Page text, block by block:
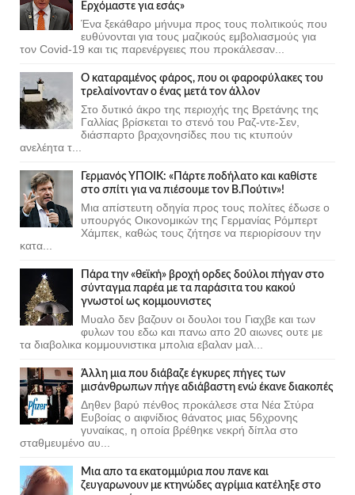
Ερχόμαστε για εσάς»
Ένα ξεκάθαρο μήνυμα προς τους πολιτικούς που
ευθύνονται για τους μαζικούς εμβολιασμούς για
τον Covid-19 και τις παρενέργειες που προκάλεσαν...
Ο καταραμένος φάρος, που οι φαροφύλακες του
τρελαίνονταν ο ένας μετά τον άλλον
Στο δυτικό άκρο της περιοχής της Βρετάνης της
Γαλλίας βρίσκεται το στενό του Ραζ-ντε-Σεν,
διάσπαρτο βραχονησίδες που τις κτυπούν
ανελέητα τ...
Γερμανός ΥΠΟΙΚ: «Πάρτε ποδήλατο και καθίστε
στο σπίτι για να πιέσουμε τον Β.Πούτιν»!
Μια απίστευτη οδηγία προς τους πολίτες έδωσε ο
υπουργός Οικονομικών της Γερμανίας Ρόμπερτ
Χάμπεκ, καθώς τους ζήτησε να περιορίσουν την
κατα...
Πάρα την «θεϊκή» βροχή ορδες δούλοι πήγαν στο
σύνταγμα παρέα με τα παράσιτα του κακού
γνωστοί ως κομμουνιστες
Μυαλο δεν βαζουν οι δουλοι του Γιαχβε και των
φυλων του εδω και πανω απο 20 αιωνες ουτε με
τα διαβολικα κομμουνιστικα μπολια εβαλαν μαλ...
Άλλη μια που διάβαζε έγκυρες πήγες των
μισάνθρωπων πήγε αδιάβαστη ενώ έκανε διακοπές
Δηθεν βαρύ πένθος προκάλεσε στα Νέα Στύρα
Ευβοίας ο αιφνίδιος θάνατος μιας 56χρονης
γυναίκας, η οποία βρέθηκε νεκρή δίπλα στο
σταθμευμένο αυ...
Μια απο τα εκατομμύρια που πανε και
ζευγαρωνουν με κτηνώδες αγρίμια κατέληξε στο